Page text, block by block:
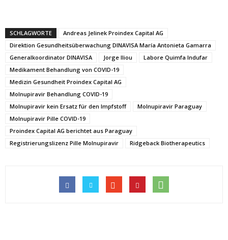
SCHLAGWORTE
Andreas Jelinek Proindex Capital AG
Direktion Gesundheitsüberwachung DINAVISA María Antonieta Gamarra
Generalkoordinator DINAVISA
Jorge Iliou
Labore Quimfa Indufar
Medikament Behandlung von COVID-19
Medizin Gesundheit Proindex Capital AG
Molnupiravir Behandlung COVID-19
Molnupiravir kein Ersatz für den Impfstoff
Molnupiravir Paraguay
Molnupiravir Pille COVID-19
Proindex Capital AG berichtet aus Paraguay
Registrierungslizenz Pille Molnupiravir
Ridgeback Biotherapeutics